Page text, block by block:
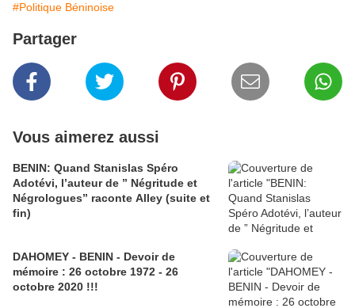
#Politique Béninoise
Partager
Vous aimerez aussi
BENIN: Quand Stanislas Spéro
Adotévi, l’auteur de ” Négritude et
Négrologues” raconte Alley (suite et
fin)
DAHOMEY - BENIN - Devoir de
mémoire : 26 octobre 1972 - 26
octobre 2020 !!!